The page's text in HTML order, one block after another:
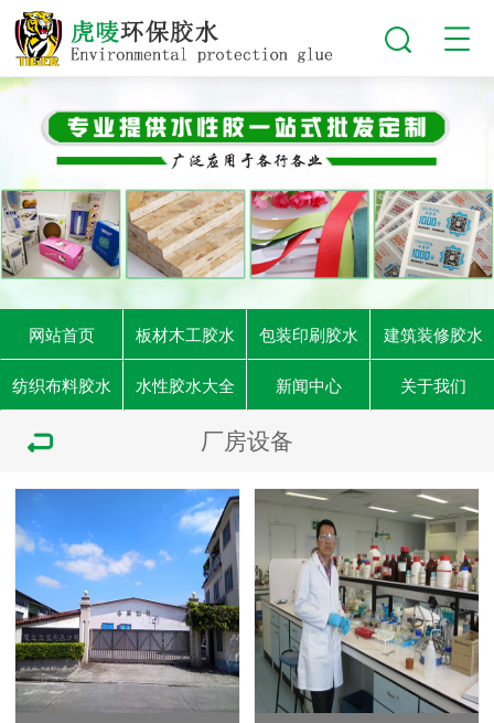
网站首页 板材木工胶水 包装印刷胶水 建筑装修胶水
纺织布料胶水 水性胶水大全 新闻中心 关于我们
厂房设备